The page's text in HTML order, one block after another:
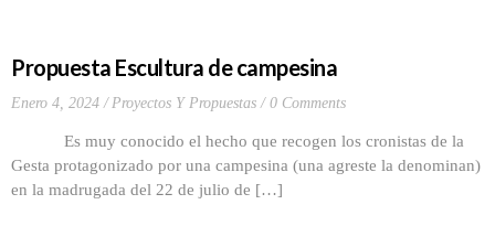
Propuesta Escultura de campesina
Enero 4, 2024 Proyectos Y Propuestas 0 Comments
Es muy conocido el hecho que recogen los cronistas de la
Gesta protagonizado por una campesina (una agreste la denominan)
en la madrugada del 22 de julio de […]